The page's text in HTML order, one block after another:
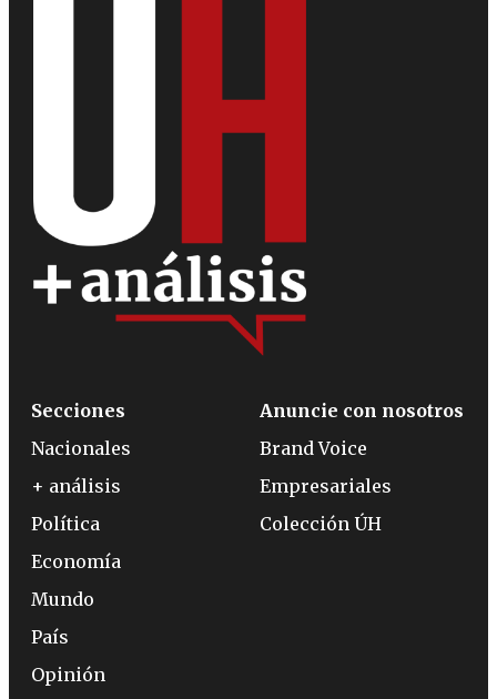
Secciones
Nacionales
+ análisis
Política
Economía
Mundo
País
Opinión
Anuncie con nosotros
Brand Voice
Empresariales
Colección ÚH